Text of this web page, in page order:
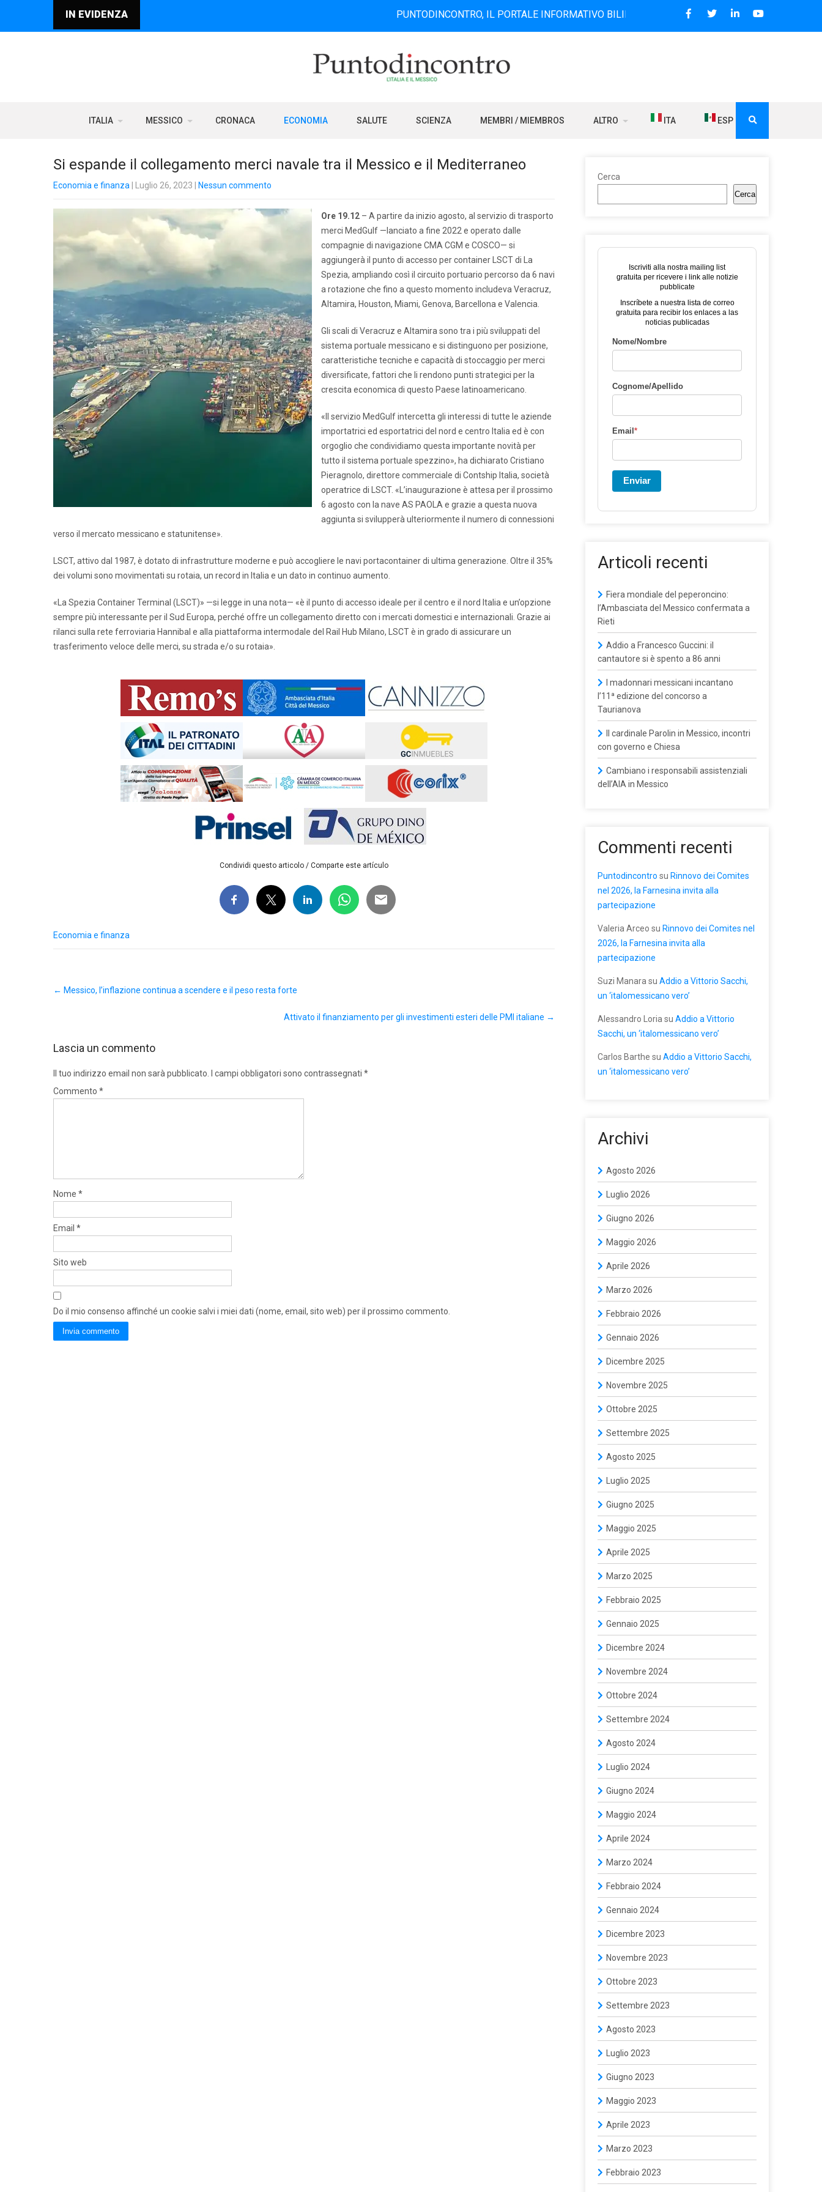
IN EVIDENZA PUNTODINCONTRO, IL PORTALE INFORMATIVO BILINGUE CHE DAL 2006 DIFFONDE NOTIZIE SUI
ITALIA MESSICO CRONACA ECONOMIA SALUTE SCIENZA MEMBRI / MIEMBROS ALTRO ITA ESP
Si espande il collegamento merci navale tra il Messico e il Mediterraneo
Economia e finanza | Luglio 26, 2023 Nessun commento
Ore 19.12 – A partire da inizio agosto, al servizio di trasporto
merci MedGulf —lanciato a fine 2022 e operato dalle
compagnie di navigazione CMA CGM e COSCO— si
aggiungerà il punto di accesso per container LSCT di La
Spezia, ampliando così il circuito portuario percorso da 6 navi
a rotazione che fino a questo momento includeva Veracruz,
Altamira, Houston, Miami, Genova, Barcellona e Valencia.
Gli scali di Veracruz e Altamira sono tra i più sviluppati del
sistema portuale messicano e si distinguono per posizione,
caratteristiche tecniche e capacità di stoccaggio per merci
diversificate, fattori che li rendono punti strategici per la
crescita economica di questo Paese latinoamericano.
«Il servizio MedGulf intercetta gli interessi di tutte le aziende
importatrici ed esportatrici del nord e centro Italia ed è con
orgoglio che condividiamo questa importante novità per
tutto il sistema portuale spezzino», ha dichiarato Cristiano
Pieragnolo, direttore commerciale di Contship Italia, società
operatrice di LSCT. «L’inaugurazione è attesa per il prossimo
6 agosto con la nave AS PAOLA e grazie a questa nuova
aggiunta si svilupperà ulteriormente il numero di connessioni
verso il mercato messicano e statunitense».
LSCT, attivo dal 1987, è dotato di infrastrutture moderne e può accogliere le navi portacontainer di ultima generazione. Oltre il 35%
dei volumi sono movimentati su rotaia, un record in Italia e un dato in continuo aumento.
«La Spezia Container Terminal (LSCT)» —si legge in una nota— «è il punto di accesso ideale per il centro e il nord Italia e un’opzione
sempre più interessante per il Sud Europa, perché offre un collegamento diretto con i mercati domestici e internazionali. Grazie ai
rilanci sulla rete ferroviaria Hannibal e alla piattaforma intermodale del Rail Hub Milano, LSCT è in grado di assicurare un
trasferimento veloce delle merci, su strada e/o su rotaia».
Condividi questo articolo / Comparte este artículo
Economia e finanza
navigation
← Messico, l’inflazione continua a scendere e il peso resta forte
Attivato il finanziamento per gli investimenti esteri delle PMI italiane →
Lascia un commento
Il tuo indirizzo email non sarà pubblicato. I campi obbligatori sono contrassegnati *
Commento *
Nome *
Email *
Sito web
Do il mio consenso affinché un cookie salvi i miei dati (nome, email, sito web) per il prossimo commento.
Cerca
Cerca
Iscriviti alla nostra mailing list
gratuita per ricevere i link alle notizie
pubblicate
Inscríbete a nuestra lista de correo
gratuita para recibir los enlaces a las
noticias publicadas
Nome/Nombre
Cognome/Apellido
Email *
Enviar
Articoli recenti
Fiera mondiale del peperoncino:
l’Ambasciata del Messico confermata a
Rieti
Addio a Francesco Guccini: il
cantautore si è spento a 86 anni
I madonnari messicani incantano
l’11ª edizione del concorso a
Taurianova
Il cardinale Parolin in Messico, incontri
con governo e Chiesa
Cambiano i responsabili assistenziali
dell’AIA in Messico
Commenti recenti
Puntodincontro su Rinnovo dei Comites
nel 2026, la Farnesina invita alla
partecipazione
Valeria Arceo su Rinnovo dei Comites nel
2026, la Farnesina invita alla
partecipazione
Suzi Manara su Addio a Vittorio Sacchi,
un ‘italomessicano vero’
Alessandro Loria su Addio a Vittorio
Sacchi, un ‘italomessicano vero’
Carlos Barthe su Addio a Vittorio Sacchi,
un ‘italomessicano vero’
Archivi
Agosto 2026
Luglio 2026
Giugno 2026
Maggio 2026
Aprile 2026
Marzo 2026
Febbraio 2026
Gennaio 2026
Dicembre 2025
Novembre 2025
Ottobre 2025
Settembre 2025
Agosto 2025
Luglio 2025
Giugno 2025
Maggio 2025
Aprile 2025
Marzo 2025
Febbraio 2025
Gennaio 2025
Dicembre 2024
Novembre 2024
Ottobre 2024
Settembre 2024
Agosto 2024
Luglio 2024
Giugno 2024
Maggio 2024
Aprile 2024
Marzo 2024
Febbraio 2024
Gennaio 2024
Dicembre 2023
Novembre 2023
Ottobre 2023
Settembre 2023
Agosto 2023
Luglio 2023
Giugno 2023
Maggio 2023
Aprile 2023
Marzo 2023
Febbraio 2023